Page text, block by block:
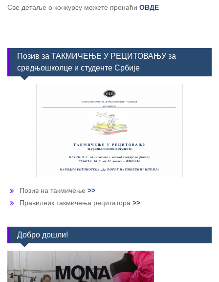
Све детаље о конкурсу можете пронаћи ОВДЕ
Позив за ТАКМИЧЕЊЕ У РЕЦИТОВАЊУ за
средњошколце и студенте Србије
Позив на такмичење >>
Правилник такмичења рецитатора >>
Добро дошли!